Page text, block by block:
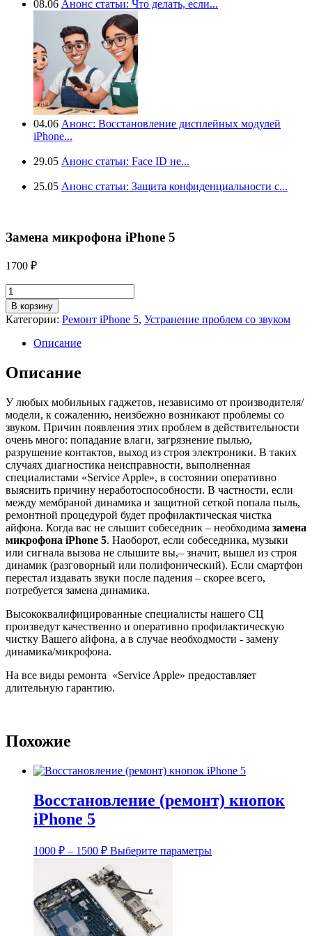
08.06 Анонс статьи: Что делать, если...
04.06 Анонс: Восстановление дисплейных модулей
iPhone...
29.05 Анонс статьи: Face ID не...
25.05 Анонс статьи: Защита конфиденциальности с...
Замена микрофона iPhone 5
1700 ₽
Количество
товара
Замена
микрофона
iPhone
В корзину
Категории: Ремонт iPhone 5, Устранение проблем со звуком
Описание
Описание
У любых мобильных гаджетов, независимо от производителя/
модели, к сожалению, неизбежно возникают проблемы со
звуком. Причин появления этих проблем в действительности
очень много: попадание влаги, загрязнение пылью,
разрушение контактов, выход из строя электроники. В таких
случаях диагностика неисправности, выполненная
специалистами «Service Apple», в состоянии оперативно
выяснить причину неработоспособности. В частности, если
между мембраной динамика и защитной сеткой попала пыль,
ремонтной процедурой будет профилактическая чистка
айфона. Когда вас не слышит собеседник – необходима замена
микрофона iPhone 5. Наоборот, если собеседника, музыки
или сигнала вызова не слышите вы,– значит, вышел из строя
динамик (разговорный или полифонический). Если смартфон
перестал издавать звуки после падения – скорее всего,
потребуется замена динамика.
Высококвалифицированные специалисты нашего СЦ
произведут качественно и оперативно профилактическую
чистку Вашего айфона, а в случае необходмости - замену
динамика/микрофона.
На все виды ремонта «Service Apple» предоставляет
длительную гарантию.
Похожие
Восстановление (ремонт) кнопок
iPhone 5
1000 ₽ – 1500 ₽Диапазон
1000 ₽
–
1500 ₽
Выберите параметрыЭтот